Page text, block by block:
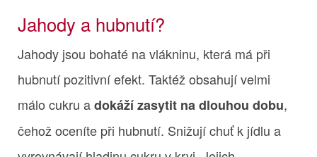
Jahody a hubnutí?
Jahody jsou bohaté na vlákninu, která má při
hubnutí pozitivní efekt. Taktéž obsahují velmi
málo cukru adokáží zasytit na dlouhou dobu,
čehož oceníte při hubnutí. Snižují chuť k jídlu a